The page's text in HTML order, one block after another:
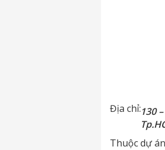
Địa chỉ:130
Thuộc dự